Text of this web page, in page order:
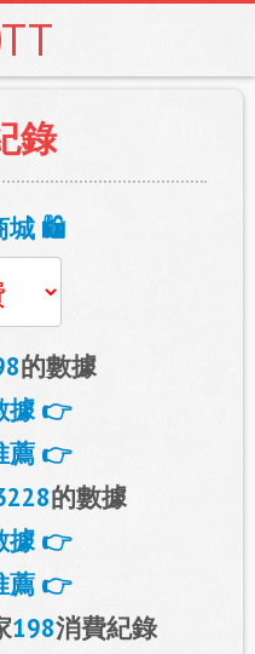
錄
城 🛍️
的數據
據 👉
薦 👉
的數據
據 👉
薦 👉
198消費紀錄